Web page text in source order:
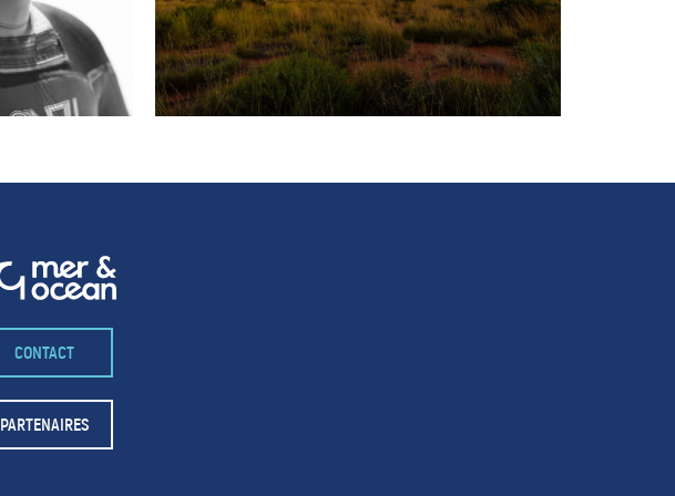
CONTACT
PARTENAIRES